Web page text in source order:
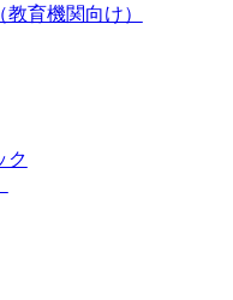
育機関向け）
ク